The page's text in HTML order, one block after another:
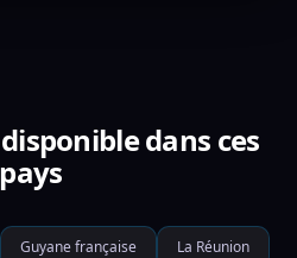
dans ces
pays
Guyane française La Réunion